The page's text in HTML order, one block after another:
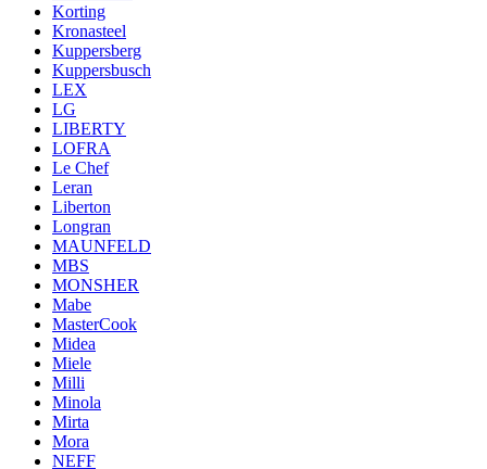
Korting
Kronasteel
Kuppersberg
Kuppersbusch
LEX
LG
LIBERTY
LOFRA
Le Chef
Leran
Liberton
Longran
MAUNFELD
MBS
MONSHER
Mabe
MasterCook
Midea
Miele
Milli
Minola
Mirta
Mora
NEFF